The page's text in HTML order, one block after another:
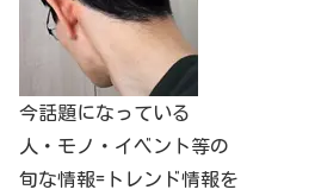
今話題になっている
人・モノ・イベント等の
旬な情報=トレンド情報を